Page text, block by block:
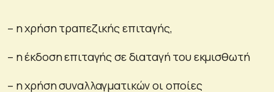
– η χρήση τραπεζικής επιταγής,
– η έκδοση επιταγής σε διαταγή του εκμισθωτή
– η χρήση συναλλαγματικών οι οποίες